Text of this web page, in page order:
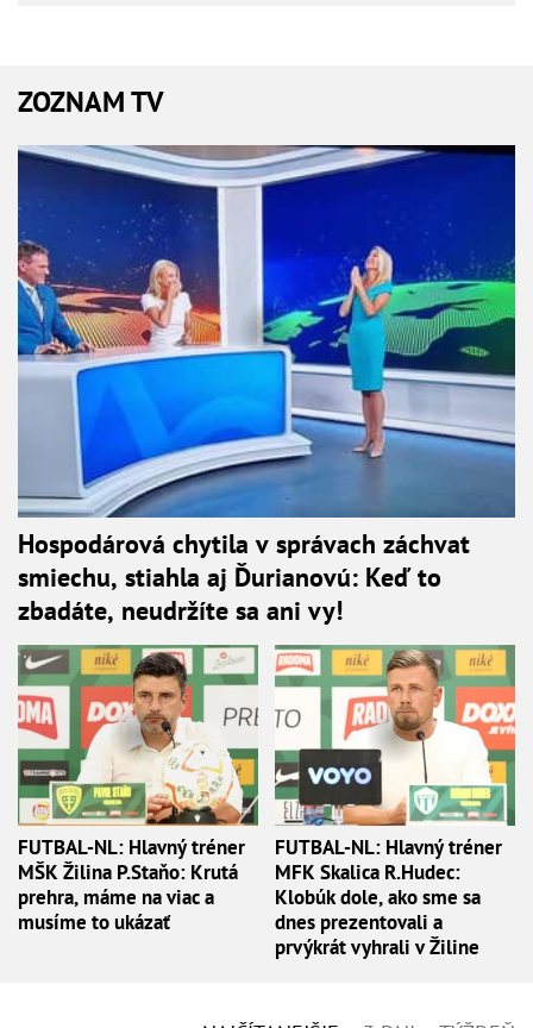
ZOZNAM TV
Hospodárová chytila v správach záchvat
smiechu, stiahla aj Ďurianovú: Keď to
zbadáte, neudržíte sa ani vy!
FUTBAL-NL: Hlavný tréner
MŠK Žilina P.Staňo: Krutá
prehra, máme na viac a
musíme to ukázať
FUTBAL-NL: Hlavný tréner
MFK Skalica R.Hudec:
Klobúk dole, ako sme sa
dnes prezentovali a
prvýkrát vyhrali v Žiline